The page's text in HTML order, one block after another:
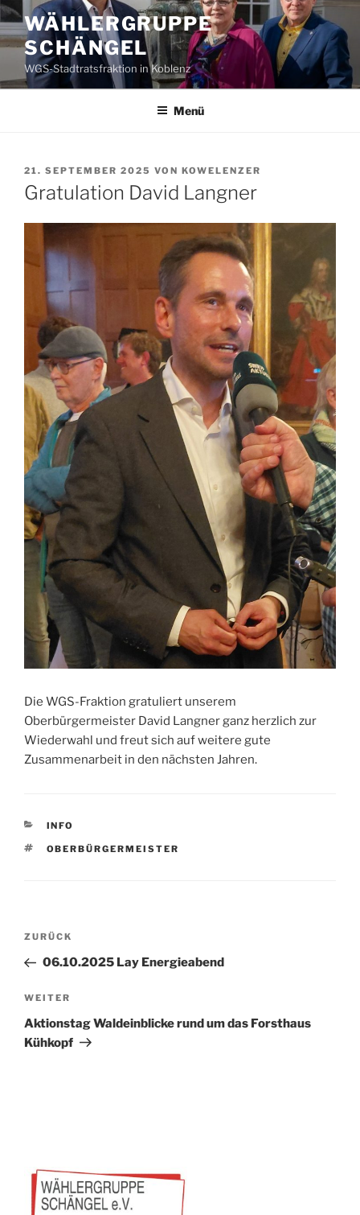
Zum
Inhalt
springen
WÄHLERGRUPPE
SCHÄNGEL
WGS-Stadtratsfraktion in Koblenz
Menü
VERÖFFENTLICHT
AM
21. SEPTEMBER 2025 VON KOWELENZER
Gratulation David Langner
Die WGS-Fraktion gratuliert unserem
Oberbürgermeister David Langner ganz herzlich zur
Wiederwahl und freut sich auf weitere gute
Zusammenarbeit in den nächsten Jahren.
KATEGORIEN
INFO
SCHLAGWÖRTER
OBERBÜRGERMEISTER
Beitragsnavigation
Vorheriger
Beitrag
ZURÜCK
06.10.2025 Lay Energieabend
Nächster
Beitrag
WEITER
Aktionstag Waldeinblicke rund um das Forsthaus
Kühkopf